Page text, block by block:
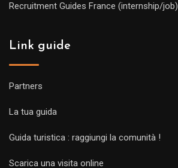
Recruitment Guides France (internship/job)
Link guide
Partners
La tua guida
Guida turistica : raggiungi la comunità !
Scarica una visita online